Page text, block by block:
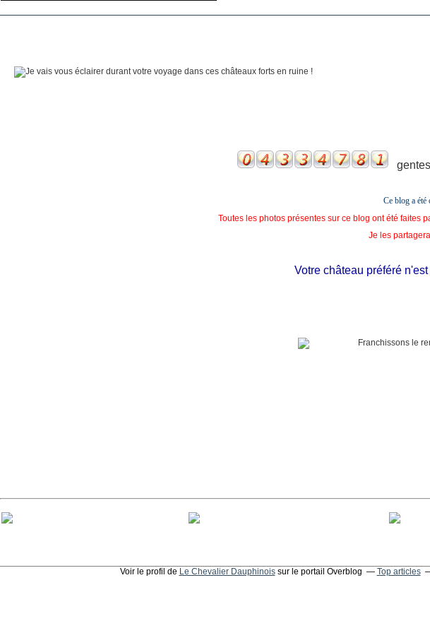
Ce blog a été
Toutes les photos présentes sur ce blog ont été faites
Je les
Votre château préféré n'est
Voir le profil de Le Chevalier Dauphinoissur le portail Overblog Top articles